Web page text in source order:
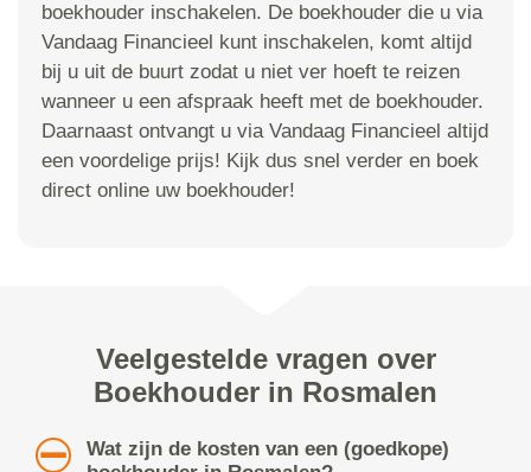
boekhouder inschakelen. De boekhouder die u via
Vandaag Financieel kunt inschakelen, komt altijd
bij u uit de buurt zodat u niet ver hoeft te reizen
wanneer u een afspraak heeft met de boekhouder.
Daarnaast ontvangt u via Vandaag Financieel altijd
een voordelige prijs! Kijk dus snel verder en boek
direct online uw boekhouder!
Veelgestelde vragen over
Boekhouder in Rosmalen
Wat zijn de kosten van een (goedkope)